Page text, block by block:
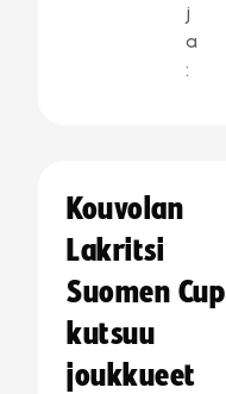
j
a
:
Kouvolan
Lakritsi
Suomen Cup
kutsuu
joukkueet